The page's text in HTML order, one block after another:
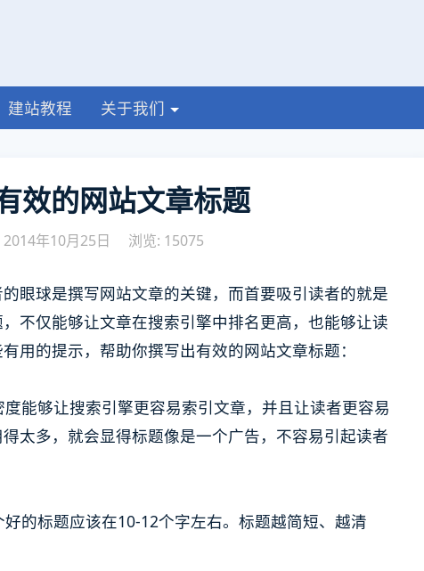
建站教程 关于我们
效的网站文章标题
年10月25日 浏览: 15075
眼球是撰写网站文章的关键，而首要吸引读者的就是
不仅能够让文章在搜索引擎中排名更高，也能够让读
用的提示，帮助你撰写出有效的网站文章标题：
能够让搜索引擎更容易索引文章，并且让读者更容易
太多，就会显得标题像是一个广告，不容易引起读者
的标题应该在10-12个字左右。标题越简短、越清